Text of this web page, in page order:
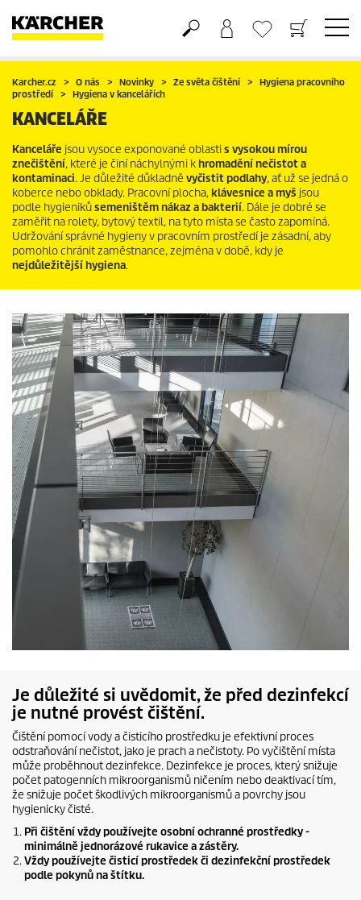
Nákupní košík
Seznam oblíbených produktů
Karcher.cz O nás Novinky Ze světa čištění
Hygiena pracovního
prostředí
Hygiena v kancelářích
KANCELÁŘE
Kanceláře jsou vysoce exponované oblastis vysokou mírou
znečištění, které je činí náchylnými khromadění nečistot a
kontaminaci. Je důležité důkladně vyčistit podlahy, ať už se jedná o
koberce nebo obklady. Pracovní plocha,klávesnice a myš jsou
podle hygienikůsemeništěm nákaz a bakterií. Dále je dobré se
zaměřit na rolety, bytový textil, na tyto místa se často zapomíná.
Udržování správné hygieny v pracovním prostředí je zásadní, aby
pomohlo chránit zaměstnance, zejména v době, kdy je
nejdůležitější hygiena.
Je důležité si uvědomit, že před dezinfekcí
je nutné provést čištění.
Čištění pomocí vody a čisticího prostředku je efektivní proces
odstraňování nečistot, jako je prach a nečistoty. Po vyčištění místa
může proběhnout dezinfekce. Dezinfekce je proces, který snižuje
počet patogenních mikroorganismů ničením nebo deaktivací tím,
že snižuje počet škodlivých mikroorganismů a povrchy jsou
hygienicky čisté.
Při čištění vždy používejte osobní ochranné prostředky -
minimálně jednorázové rukavice a zástěry.
Vždy používejte čisticí prostředek či dezinfekční prostředek
podle pokynů na štítku.